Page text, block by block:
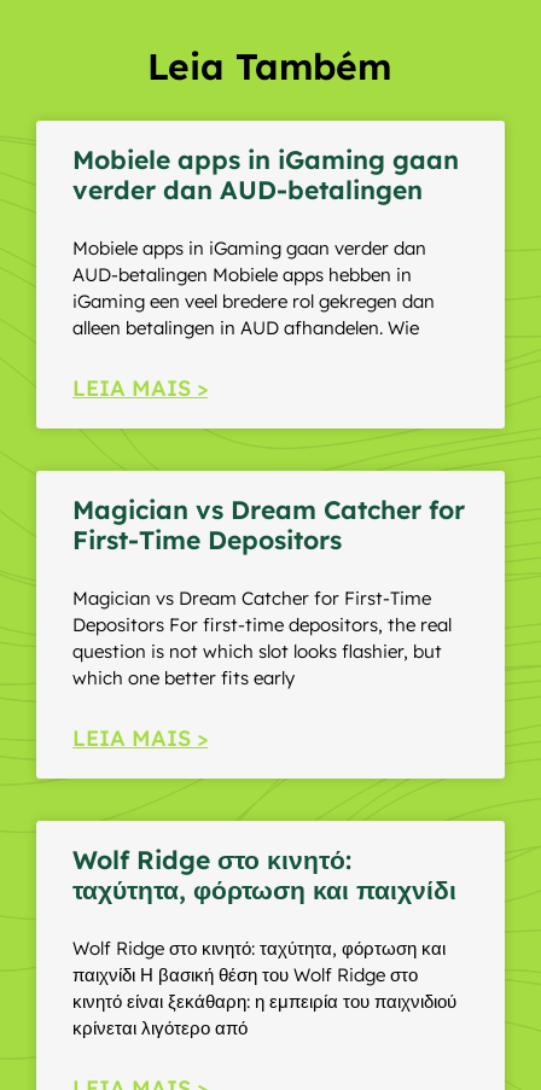
Leia Também
Mobiele apps in iGaming gaan
verder dan AUD-betalingen
Mobiele apps in iGaming gaan verder dan
AUD-betalingen Mobiele apps hebben in
iGaming een veel bredere rol gekregen dan
alleen betalingen in AUD afhandelen. Wie
LEIA MAIS >
Magician vs Dream Catcher for
First-Time Depositors
Magician vs Dream Catcher for First-Time
Depositors For first-time depositors, the real
question is not which slot looks flashier, but
which one better fits early
LEIA MAIS >
Wolf Ridge στο κινητό:
ταχύτητα, φόρτωση και παιχνίδι
Wolf Ridge στο κινητό: ταχύτητα, φόρτωση και
παιχνίδι Η βασική θέση του Wolf Ridge στο
κινητό είναι ξεκάθαρη: η εμπειρία του παιχνιδιού
κρίνεται λιγότερο από